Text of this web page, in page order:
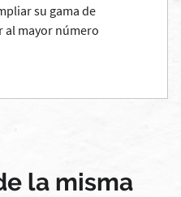
su gama de
al mayor número
la misma